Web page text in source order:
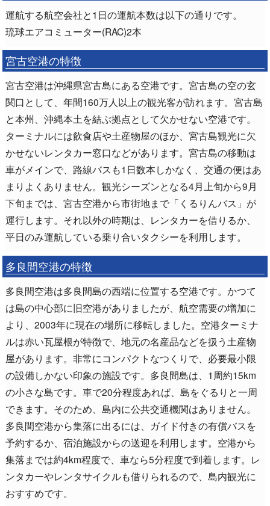
運航する航空会社と1日の運航本数は以下の通りです。
琉球エアコミューター(RAC)2本
宮古空港の特徴
宮古空港は沖縄県宮古島にある空港です。宮古島の空の玄
関口として、年間160万人以上の観光客が訪れます。宮古島
と本州、沖縄本土を結ぶ拠点として欠かせない空港です。
ターミナルには飲食店や土産物屋のほか、宮古島観光に欠
かせないレンタカー窓口などがあります。宮古島の移動は
車がメインで、路線バスも1日数本しかなく、交通の便はあ
まりよくありません。観光シーズンとなる4月上旬から9月
下旬までは、宮古空港から市街地まで「くるりんバス」が
運行します。それ以外の時期は、レンタカーを借りるか、
平日のみ運航している乗り合いタクシーを利用します。
多良間空港の特徴
多良間空港は多良間島の西端に位置する空港です。かつて
は島の中心部に旧空港がありましたが、航空需要の増加に
より、2003年に現在の場所に移転しました。空港ターミナ
ルは赤い瓦屋根が特徴で、地元の名産品などを扱う土産物
屋があります。非常にコンパクトなつくりで、必要最小限
の設備しかない印象の施設です。多良間島は、1周約15km
の小さな島です。車で20分程度あれば、島をぐるりと一周
できます。そのため、島内に公共交通機関はありません。
多良間空港から集落に出るには、ガイド付きの有償バスを
予約するか、宿泊施設からの送迎を利用します。空港から
集落までは約4km程度で、車なら5分程度で到着します。レ
ンタカーやレンタサイクルも借りられるので、島内観光に
おすすめです。